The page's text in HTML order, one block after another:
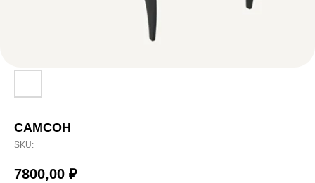
САМСОН
SKU:
7800,00 ₽